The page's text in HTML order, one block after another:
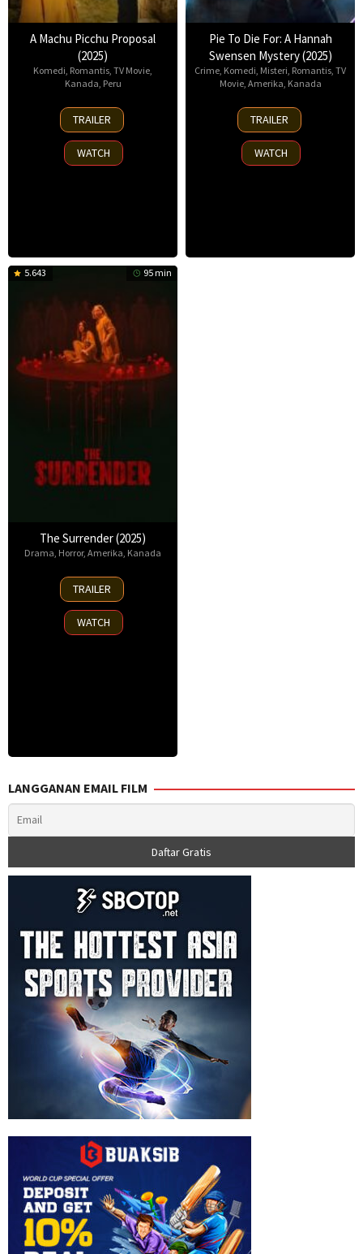
A Machu Picchu Proposal
(2025)
Komedi, Romantis, TV Movie,
Kanada, Peru
28
Jun
2025
TRAILER
WATCH
Pie To Die For: A Hannah
Swensen Mystery (2025)
Crime, Komedi, Misteri, Romantis, TV
Movie, Amerika, Kanada
22
Jun
2025
TRAILER
WATCH
5.643 95 min
The Surrender (2025)
Drama Horror, Amerika Kanada
9
Mar
2025
TRAILER
WATCH
LANGGANAN EMAIL FILM